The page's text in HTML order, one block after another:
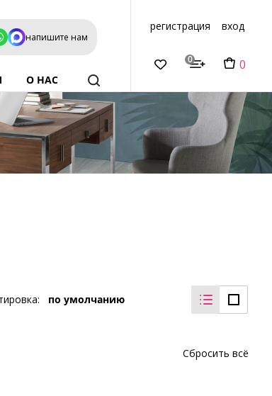
напишите нам
О НАС
регистрация вход
0 0
по умолчанию
Сбросить всё